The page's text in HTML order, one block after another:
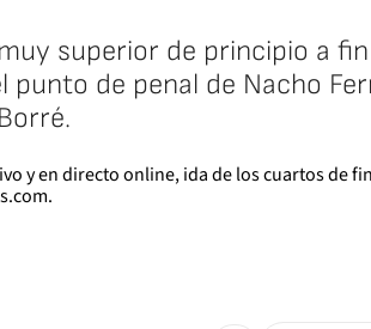
superior de principio a
punto de penal de Nacho
Borré.